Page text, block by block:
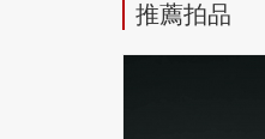
推薦拍品